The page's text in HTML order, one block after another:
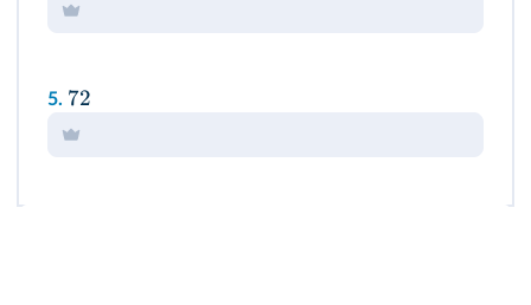
5. 72